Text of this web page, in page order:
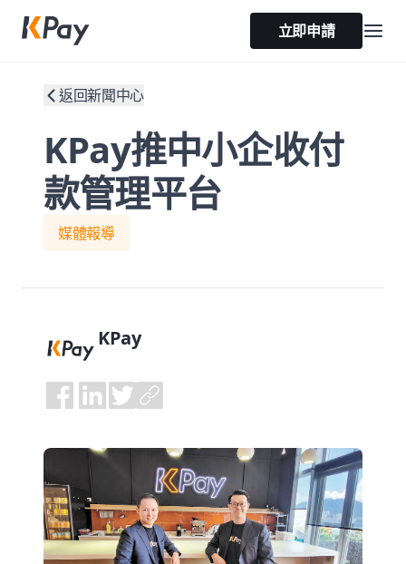
立即申請
返回新聞中心
KPay推中小企收付
款管理平台
媒體報導
KPay